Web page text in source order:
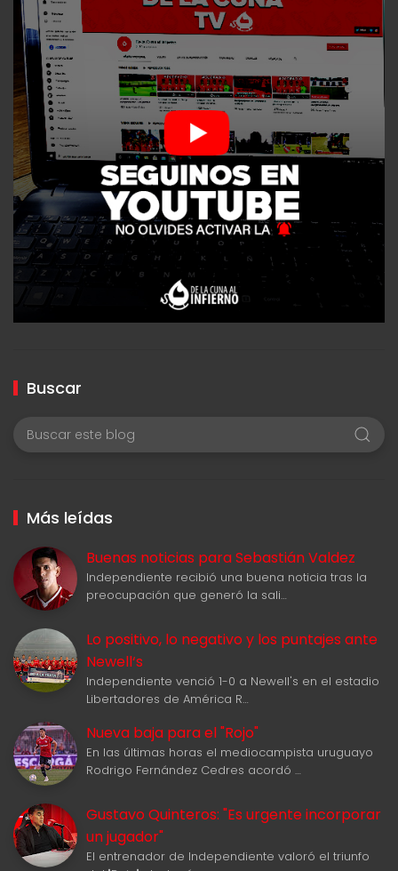
Buscar
Más leídas
Buenas noticias para Sebastián Valdez
Independiente recibió una buena noticia tras la
preocupación que generó la sali…
Lo positivo, lo negativo y los puntajes ante
Newell‘s
Independiente venció 1-0 a Newell's en el estadio
Libertadores de América R…
Nueva baja para el "Rojo"
En las últimas horas el mediocampista uruguayo
Rodrigo Fernández Cedres acordó …
Gustavo Quinteros: "Es urgente incorporar
un jugador"
El entrenador de Independiente valoró el triunfo